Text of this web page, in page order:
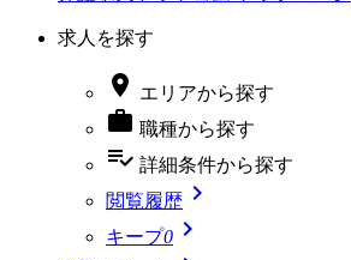
求人を探す
 エリアから探す
 職種から探す
playlist_add_check 詳細条件から探す
閲覧履歴 
キープ0 